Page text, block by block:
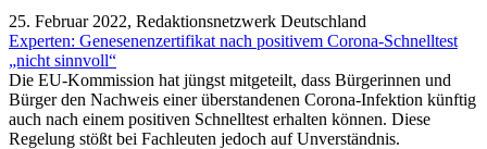
25. Februar 2022, Redaktionsnetzwerk Deutschland
Experten: Genesenenzertifikat nach positivem Corona-Schnelltest
„nicht sinnvoll“
Die EU-Kommission hat jüngst mitgeteilt, dass Bürgerinnen und
Bürger den Nachweis einer überstandenen Corona-Infektion künftig
auch nach einem positiven Schnelltest erhalten können. Diese
Regelung stößt bei Fachleuten jedoch auf Unverständnis.